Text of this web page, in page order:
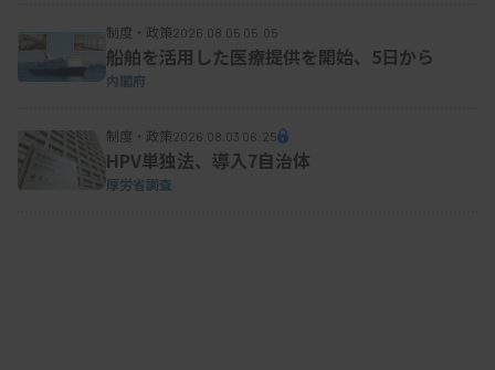
制度・政策2026.08.05 05:05
船舶を活用した医療提供を開始、5日から
内閣府
制度・政策2026.08.03 06:25
HPV単独法、導入7自治体
厚労省調査